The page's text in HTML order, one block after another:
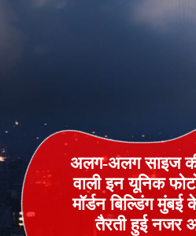
अलग-अलग साइज
वाली इन यूनिक
मॉर्डन बिल्डिंग
तैरती हुई नजर